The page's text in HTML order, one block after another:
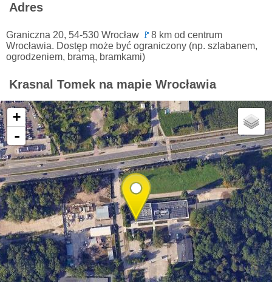
Adres
Graniczna 20, 54-530 Wrocław 🚩8 km od centrum
Wrocławia. Dostęp może być ograniczony (np. szlabanem,
ogrodzeniem, bramą, bramkami)
Krasnal Tomek na mapie Wrocławia
+
-